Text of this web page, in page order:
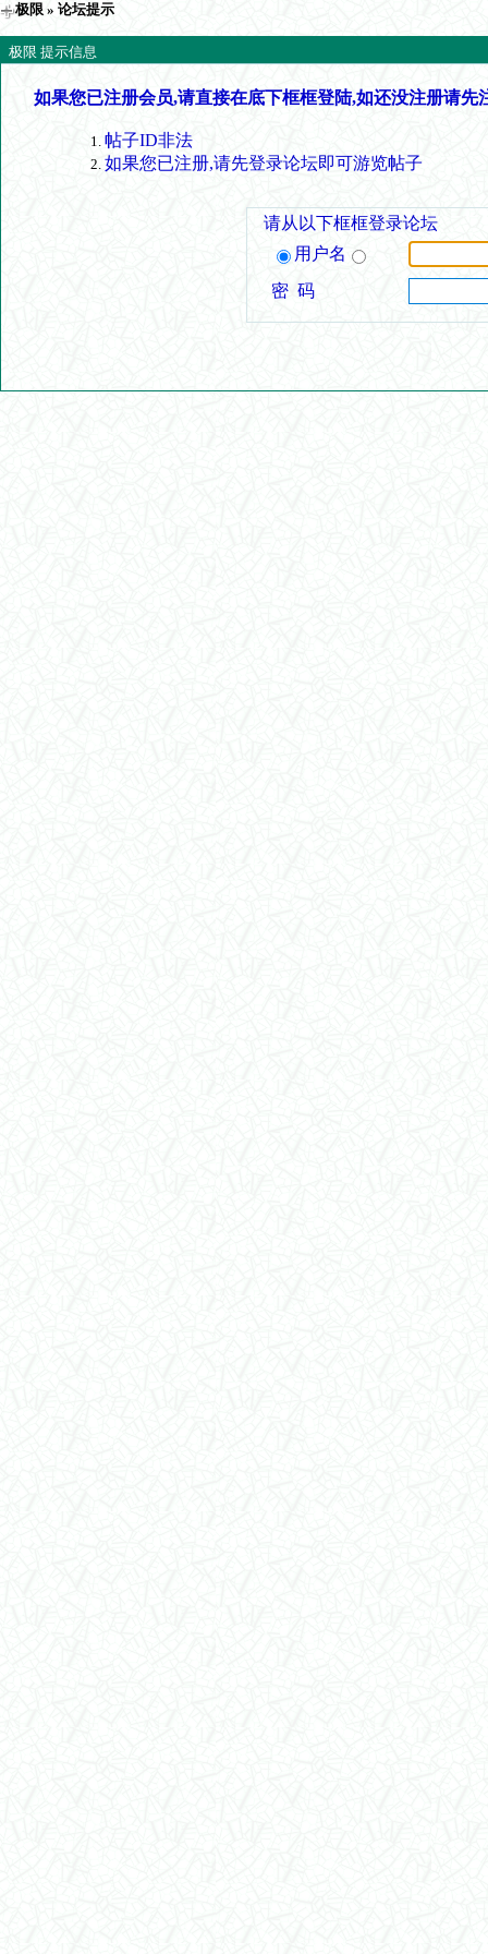
极限 » 论坛提示
极限 提示信息
如果您已注册会员,请直接在底下框框登陆,如还没注册请先
帖子ID非法
如果您已注册,请先登录论坛即可游览帖子
请从以下框框登录论坛
用户名
密 码